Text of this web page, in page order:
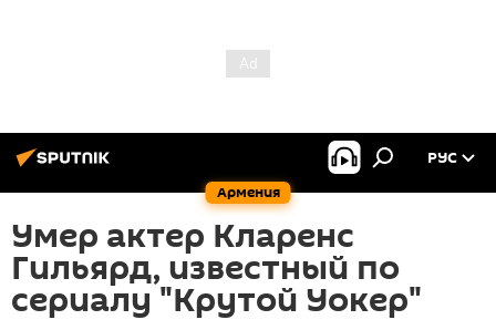
Армения
РУС
Умер актер Кларенс
Гильярд, известный по
сериалу "Крутой Уокер"